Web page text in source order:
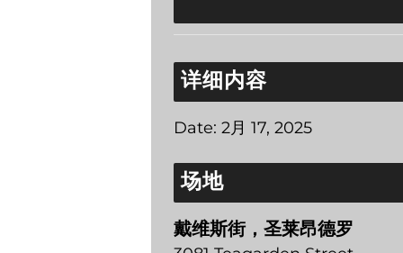
详细内容
Date: 2月 17, 2025
场地
戴维斯街，圣莱昂德罗